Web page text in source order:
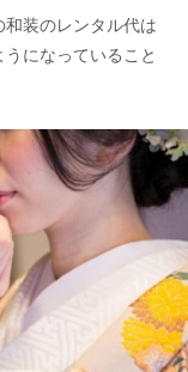
装のレンタル代は
うになっていること